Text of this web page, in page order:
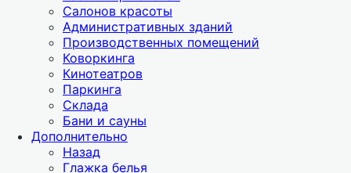
Салонов красоты
Административных зданий
Производственных помещений
Коворкинга
Кинотеатров
Паркинга
Склада
Бани и сауны
Дополнительно
Назад
Глажка белья